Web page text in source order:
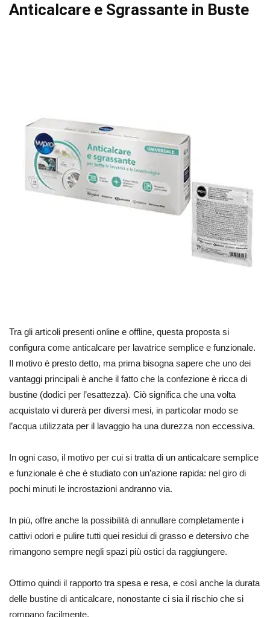
Anticalcare e Sgrassante in Buste
Tra gli articoli presenti online e offline, questa proposta si
configura come anticalcare per lavatrice semplice e funzionale.
Il motivo è presto detto, ma prima bisogna sapere che uno dei
vantaggi principali è anche il fatto che la confezione è ricca di
bustine (dodici per l’esattezza). Ciò significa che una volta
acquistato vi durerà per diversi mesi, in particolar modo se
l’acqua utilizzata per il lavaggio ha una durezza non eccessiva.
In ogni caso, il motivo per cui si tratta di un anticalcare semplice
e funzionale è che è studiato con un’azione rapida: nel giro di
pochi minuti le incrostazioni andranno via.
In più, offre anche la possibilità di annullare completamente i
cattivi odori e pulire tutti quei residui di grasso e detersivo che
rimangono sempre negli spazi più ostici da raggiungere.
Ottimo quindi il rapporto tra spesa e resa, e così anche la durata
delle bustine di anticalcare, nonostante ci sia il rischio che si
rompano facilmente.